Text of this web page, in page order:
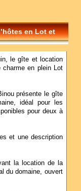
en Lot et
le gîte et location
charme en plein Lot
présente le gîte
idéal pour les
pour deux à
et une description
la location de la
du domaine, ouvert